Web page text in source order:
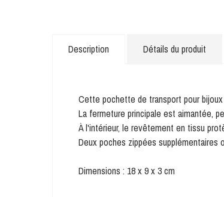
Description Détails du produit
Cette pochette de transport pour
La fermeture principale est aimantée,
À l'intérieur, le revêtement en tissu
Deux poches zippées
Dimensions : 18 x 9 x 3 cm